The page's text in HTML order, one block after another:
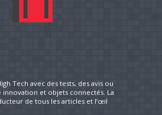
Tech avec des tests, des avis ou
et objets connectés. La
de tous les articles et l’œil